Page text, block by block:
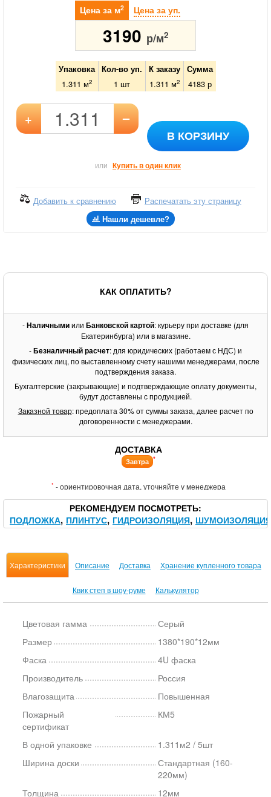
Цена за м2 Цена за уп.
3190 р/м2
Упаковка Кол-во уп. К заказу
Сумма
1.311 м2 1 шт 1.311 м2 4183р
+ –
В КОРЗИНУ
или Купить в один клик
Добавить к сравнению
Распечатать эту страницу
Нашли дешевле?
КАК ОПЛАТИТЬ?
-Наличнымиили Банковской картой: курьеру при доставке (для
Екатеринбурга) или в магазине.
-Безналичный расчет: для юридических (работаем с НДС) и
физических лиц, по выставленному счету нашими менеджерами, после
подтверждения заказа.
Бухгалтерские (закрывающие) и подтверждающие оплату документы,
будут доставлены с продукцией.
Заказной товар: предоплата 30% от суммы заказа, далее расчет по
договоренности с менеджерами.
ДОСТАВКА
Завтра *
* - ориентировочная дата, уточняйте у менеджера
РЕКОМЕНДУЕМ ПОСМОТРЕТЬ
ПОДЛОЖКА ПЛИНТУС ГИДРОИЗОЛЯЦИЯ ШУМОИЗОЛЯЦИЯ
Характеристики Описание Доставка Хранение купленного товара
Квик степ в шоу-руме Калькулятор
Цветовая гамма
Серый
Размер
1380*190*12мм
Фаска
4U фаска
Производитель
Россия
Влагозащита
Повышенная
Пожарный
сертификат
КМ5
В одной упаковке
1.311м2 / 5шт
Ширина доски
Стандартная (160-
220мм)
Толщина
12мм